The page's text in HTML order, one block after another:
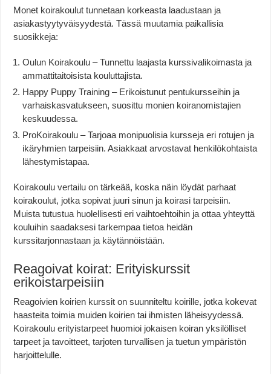
Monet koirakoulut tunnetaan korkeasta laadustaan ja
asiakastyytyväisyydestä. Tässä muutamia paikallisia
suosikkeja:
Oulun Koirakoulu – Tunnettu laajasta kurssivalikoimasta ja
ammattitaitoisista kouluttajista.
Happy Puppy Training – Erikoistunut pentukursseihin ja
varhaiskasvatukseen, suosittu monien koiranomistajien
keskuudessa.
ProKoirakoulu – Tarjoaa monipuolisia kursseja eri rotujen ja
ikäryhmien tarpeisiin. Asiakkaat arvostavat henkilökohtaista
lähestymistapaa.
Koirakoulu vertailu on tärkeää, koska näin löydät parhaat
koirakoulut, jotka sopivat juuri sinun ja koirasi tarpeisiin.
Muista tutustua huolellisesti eri vaihtoehtoihin ja ottaa yhteyttä
kouluihin saadaksesi tarkempaa tietoa heidän
kurssitarjonnastaan ja käytännöistään.
Reagoivat koirat: Erityiskurssit
erikoistarpeisiin
Reagoivien koirien kurssit on suunniteltu koirille, jotka kokevat
haasteita toimia muiden koirien tai ihmisten läheisyydessä.
Koirakoulu erityistarpeet huomioi jokaisen koiran yksilölliset
tarpeet ja tavoitteet, tarjoten turvallisen ja tuetun ympäristön
harjoittelulle.